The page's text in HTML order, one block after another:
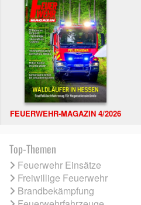
FEUERWEHR-MAGAZIN 4/2026
Top-Themen
Feuerwehr Einsätze
Freiwillige Feuerwehr
Brandbekämpfung